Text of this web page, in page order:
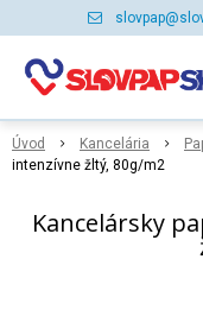
Úvod Kancelária
intenzívne žltý, 80g/m2
Kancelársky